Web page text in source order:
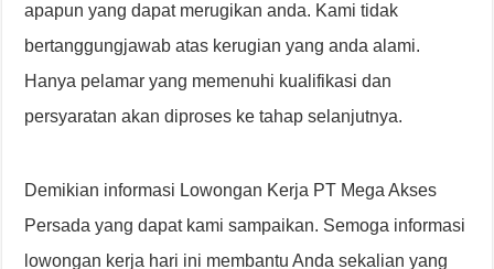
apapun yang dapat merugikan anda. Kami tidak
bertanggungjawab atas kerugian yang anda alami.
Hanya pelamar yang memenuhi kualifikasi dan
persyaratan akan diproses ke tahap selanjutnya.
Demikian informasi Lowongan Kerja PT Mega Akses
Persada yang dapat kami sampaikan. Semoga informasi
lowongan kerja hari ini membantu Anda sekalian yang